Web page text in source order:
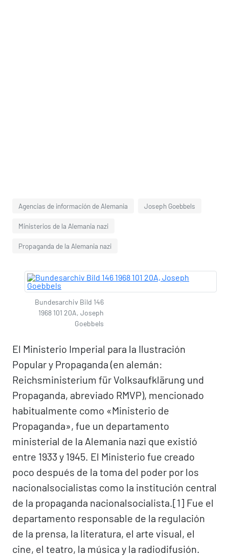
Agencias de información de Alemania Joseph Goebbels
Ministerios de la Alemania nazi
Propaganda de la Alemania nazi
Bundesarchiv Bild 146
1968 101 20A, Joseph
Goebbels
El Ministerio Imperial para la Ilustración
Popular y Propaganda (en alemán:
Reichsministerium für Volksaufklärung und
Propaganda, abreviado RMVP), mencionado
habitualmente como «Ministerio de
Propaganda», fue un departamento
ministerial de la Alemania nazi que existió
entre 1933 y 1945. El Ministerio fue creado
poco después de la toma del poder por los
nacionalsocialistas como la institución central
de la propaganda nacionalsocialista.[1]​ Fue el
departamento responsable de la regulación
de la prensa, la literatura, el arte visual, el
cine, el teatro, la música y la radiodifusión.